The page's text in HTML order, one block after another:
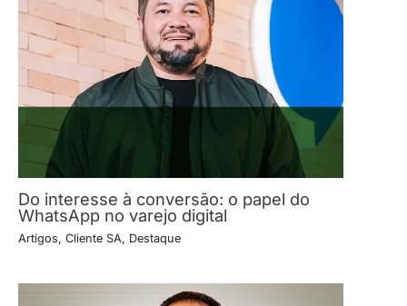
Do interesse à conversão: o papel do
WhatsApp no varejo digital
Artigos, Cliente SA, Destaque